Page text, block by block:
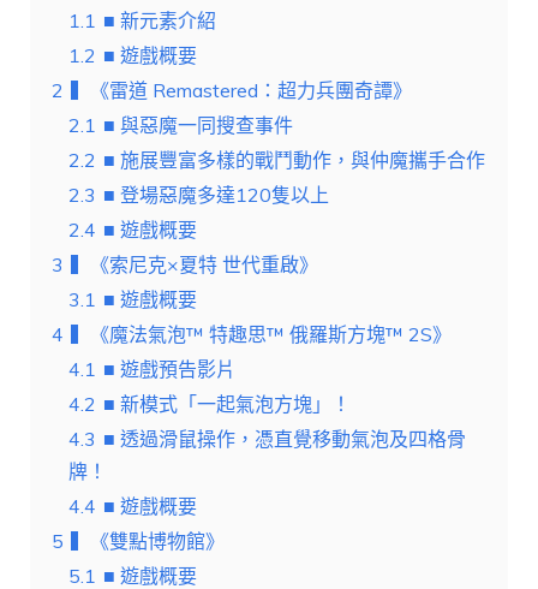
1.1 ■ 新元素介紹
1.2 ■ 遊戲概要
2
▍《雷道 Remastered：超力兵團奇譚》
2.1 ■ 與惡魔一同搜查事件
2.2 ■ 施展豐富多樣的戰鬥動作，與仲魔攜手合作
2.3 ■ 登場惡魔多達120隻以上
2.4 ■ 遊戲概要
3
▍《索尼克×夏特 世代重啟》
3.1 ■ 遊戲概要
4
▍《魔法氣泡™ 特趣思™ 俄羅斯方塊™ 2S》
4.1 ■ 遊戲預告影片
4.2 ■ 新模式「一起氣泡方塊」！
4.3 ■ 透過滑鼠操作，憑直覺移動氣泡及四格骨
牌！
4.4 ■ 遊戲概要
5
▍《雙點博物館》
5.1 ■ 遊戲概要